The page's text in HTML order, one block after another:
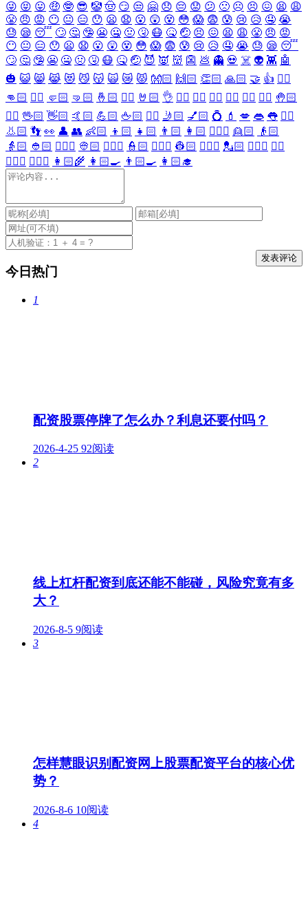
😜 😝 😛 🤑 🤓 😎 🤡 🤠 😏 😒 🤗 😞 😔 😟 😕 🙁 ☹️ 😣 😖 😫 😩
😤 😠 😡 😶 😐 😑 😯 😦 😧 😮 😲 😵 😳 😱 😨 😰 😢 😥 🤤 😭
😓 😪 😴 🙄 🤔 🤥 😬 🤐 🤢 🤧 😷 🤒 🤕 😣 😖 😫 😩 😤 😠 😡
😶 😐 😑 😯 😦 😧 😮 😲 😵 😳 😱 😨 😰 😢 😥 🤤 😭 😓 😪 😴
🙄 🤔 🤥 😬 🤐 🤢 🤧 😷 🤒 🤕 😈 👿 👹 👺 💩 👻 💀 ☠️ 👽 👾 🤖
🎃 😺 😸 😹 😻 😼 😽 🙀 😿 😾 👐🏻 🙌🏻 👏🏻 🙏🏻 🤝 👍 👎🏻
👊🏻 ✊🏻 🤛🏻 🤜🏻 🤞🏻 ✌🏻 🤘🏻 👌 👈🏻 👉🏻 👆🏻 👇🏻 ☝🏻 ✋🏻 🤚🏻
🖐🏻 🖖🏻 👋🏻 🤙🏻 💪🏻 🖕🏻 ✍🏻 🤳🏻 💅🏻 💍 💄 💋 👄 👅 👂🏻
👃🏻 👣 👀 👤 👥 👶🏻 👦🏻 👧🏻 👨🏻 👩🏻 👱🏻‍♀️ 👱🏻
👴🏻
👵🏻 👲🏻 👳🏻‍♀️ 👳🏻 👮🏻‍♀️ 👮🏻 👷🏻‍♀️ 👷🏻 💂🏻‍♀️ 💂🏻 🕵🏻‍♀️ 🕵🏻
👩🏻‍⚕️ 👨🏻‍⚕️ 👩🏻‍🌾 👩🏻‍🍳 👨🏻‍🍳 👩🏻‍🎓
今日热门
1
配资股票停牌了怎么办？利息还要付吗？
2026-4-25 92阅读
2
线上杠杆配资到底还能不能碰，风险究竟有多
大？
2026-8-5 9阅读
3
怎样慧眼识别配资网上股票配资平台的核心优
势？
2026-8-6 10阅读
4